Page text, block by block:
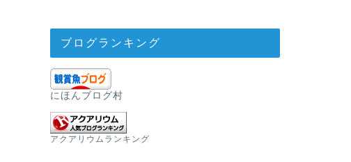
ブログランキング
にほんブログ村
アクアリウムランキング